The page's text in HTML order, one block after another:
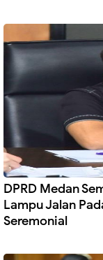
DPRD Medan
Lampu Jalan
Seremonial